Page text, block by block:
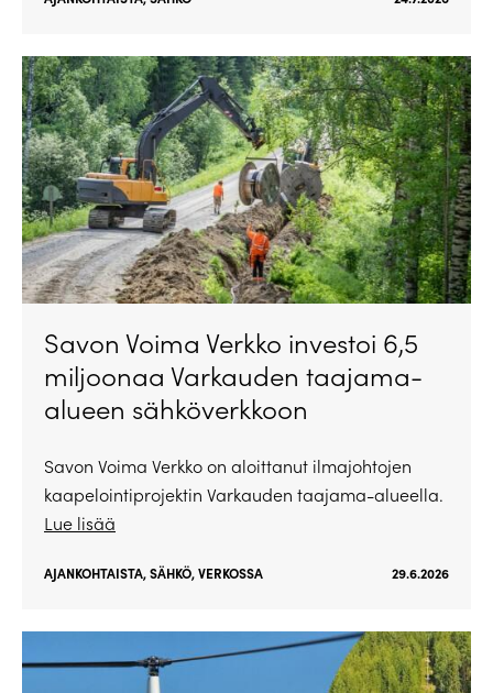
Savon Voima Verkko investoi 6,5
miljoonaa Varkauden taajama-
alueen sähköverkkoon
Savon Voima Verkko on aloittanut ilmajohtojen
kaapelointiprojektin Varkauden taajama-alueella.
Lue lisää
AJANKOHTAISTA,SÄHKÖ,VERKOSSA 29.6.2026